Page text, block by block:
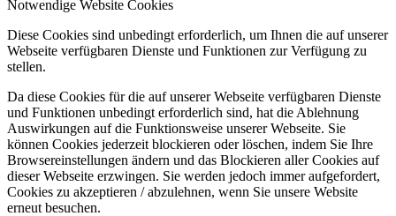
Notwendige Website Cookies
Diese Cookies sind unbedingt erforderlich, um Ihnen die auf unserer
Webseite verfügbaren Dienste und Funktionen zur Verfügung zu
stellen.
Da diese Cookies für die auf unserer Webseite verfügbaren Dienste
und Funktionen unbedingt erforderlich sind, hat die Ablehnung
Auswirkungen auf die Funktionsweise unserer Webseite. Sie
können Cookies jederzeit blockieren oder löschen, indem Sie Ihre
Browsereinstellungen ändern und das Blockieren aller Cookies auf
dieser Webseite erzwingen. Sie werden jedoch immer aufgefordert,
Cookies zu akzeptieren / abzulehnen, wenn Sie unsere Website
erneut besuchen.